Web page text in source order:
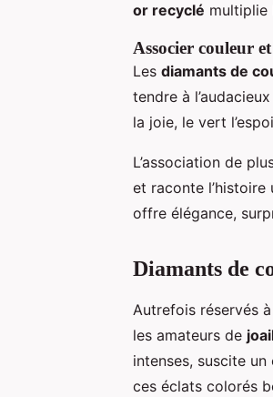
or recyclé multiplie
Associer couleur
Les diamants de
tendre à
la joie, le vert
L’association de
et raconte
offre élégance,
Diamants de
Autrefois réservés
les amateurs de
intenses, suscite
ces éclats colorés